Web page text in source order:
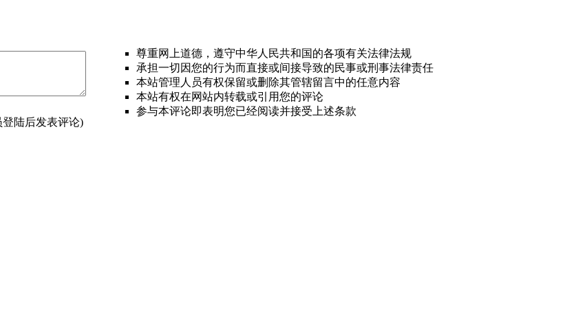
登陆后发表评论)
尊重网上道德，遵守中华人民共和国的各项有关法律法规
承担一切因您的行为而直接或间接导致的民事或刑事法律责任
本站管理人员有权保留或删除其管辖留言中的任意内容
本站有权在网站内转载或引用您的评论
参与本评论即表明您已经阅读并接受上述条款